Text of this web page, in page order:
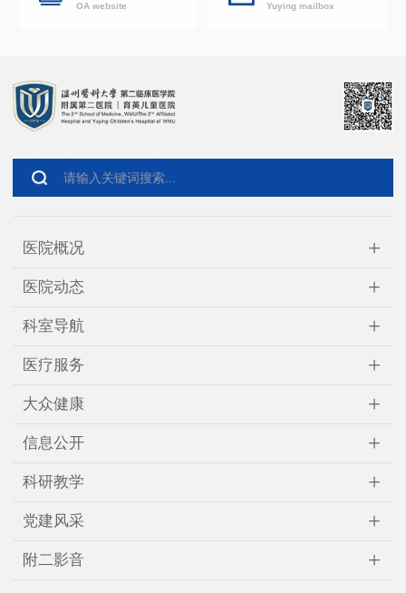
OA website Yuying mailbox
医院概况 +
医院动态 +
科室导航 +
医疗服务 +
大众健康 +
信息公开 +
科研教学 +
党建风采 +
附二影音 +